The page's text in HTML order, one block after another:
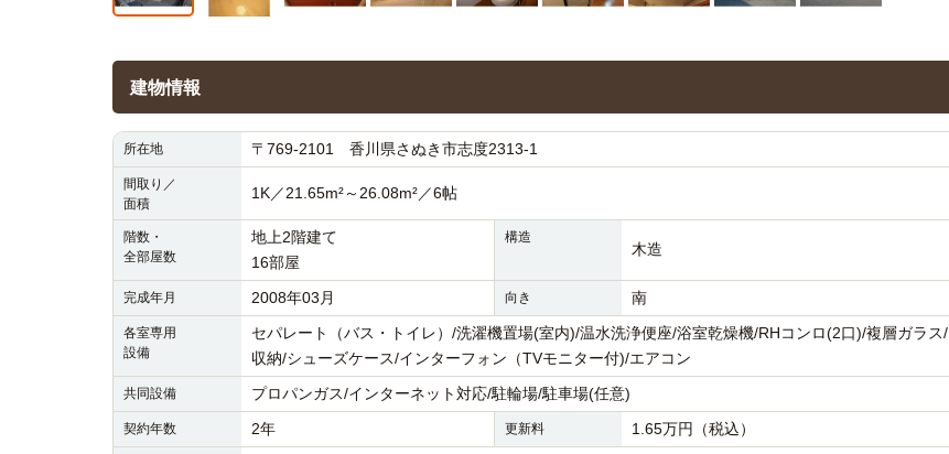
建物情報
所在地 〒769-2101 香川県さぬき市志度2313-1
間取り／
面積
1K／21.65m²～26.08m²／6帖
階数・
全部屋数
地上2階建て
16部屋
構造
木造
完成年月 2008年03月 向き 南
各室専用
設備
セパレート（バス・トイレ）/洗濯機置場(室内)/温水洗浄便座/浴室乾燥機/RHコンロ(2口)/複層ガラス/
収納/シューズケース/インターフォン（TVモニター付)/エアコン
共同設備 プロパンガス/インターネット対応/駐輪場/駐車場(任意)
契約年数 2年 更新料 1.65万円（税込）